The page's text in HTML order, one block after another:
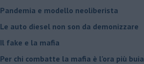
Pandemia e modello neoliberista
Le auto diesel non son da demonizzare
​Il fake e la mafia
Per chi combatte la mafia è l'ora più buia